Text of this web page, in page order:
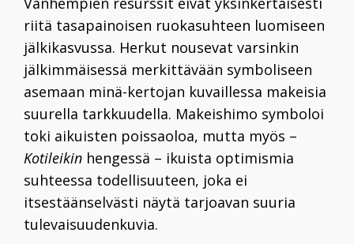
riitä tasapainoisen ruokasuhteen luomiseen
jälkikasvussa. Herkut nousevat varsinkin
jälkimmäisessä merkittävään symboliseen
asemaan minä-kertojan kuvaillessa makeisia
suurella tarkkuudella. Makeishimo symboloi
toki aikuisten poissaoloa, mutta myös –
Kotileikin hengessä – ikuista optimismia
suhteessa todellisuuteen, joka ei
itsestäänselvästi näytä tarjoavan suuria
tulevaisuudenkuvia.